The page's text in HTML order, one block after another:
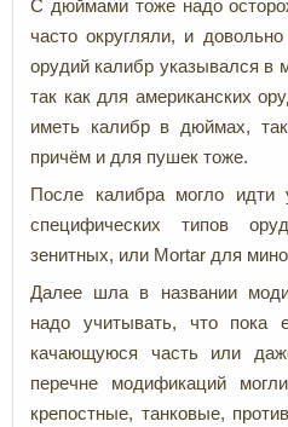
С дюймами тоже надо
часто округляли, и
орудий калибр указывался в
так как для американских
иметь калибр в дюймах,
причём и для пушек тоже.
После калибра могло идти
специфических типов
зенитных, или Mortar для
Далее шла в названии
надо учитывать, что
качающуюся часть или
перечне модификаций
крепостные, танковые,